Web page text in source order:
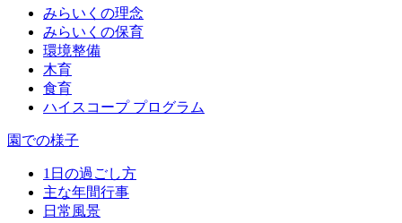
みらいくの理念
みらいくの保育
環境整備
木育
食育
ハイスコープ プログラム
園での様子
1日の過ごし方
主な年間行事
日常風景